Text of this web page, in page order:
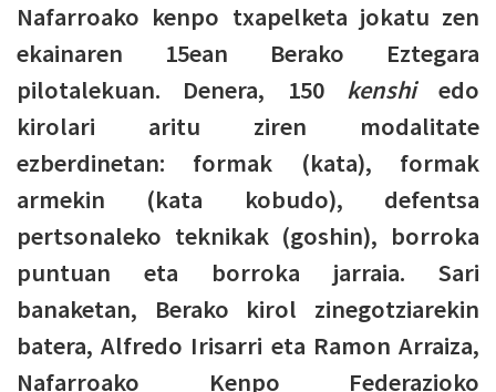
Nafarroako kenpo txapelketa jokatu zen
ekainaren 15ean Berako Eztegara
pilotalekuan. Denera, 150 kenshiedo
kirolari aritu ziren modalitate
ezberdinetan: formak (kata), formak
armekin (kata kobudo), defentsa
pertsonaleko teknikak (goshin), borroka
puntuan eta borroka jarraia. Sari
banaketan, Berako kirol zinegotziarekin
batera, Alfredo Irisarri eta Ramon Arraiza,
Nafarroako Kenpo Federazioko